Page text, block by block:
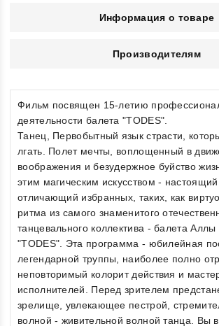
Информация о товаре
Производителям
Фильм посвящен 15-летию
деятельности балета "TODES".
Танец, Первобытный язык страсти,
лгать. Полет мечты, воплощенный в
воображения и безудержное буйство
этим магическим искусством - настоящий
отличающий избранных, таких, как
ритма из самого знаменитого
танцевального коллектива - балета Аллы
"TODES". Эта программа - юбилейная
легендарной труппы, наиболее полно
неповторимый колорит действия и
исполнителей. Перед зрителем
зрелище, увлекающее пестрой,
волной - живительной волной танца. Вы